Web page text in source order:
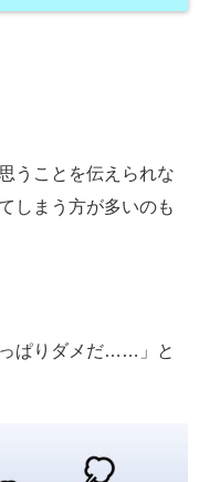
うことを伝えられな
しまう方が多いのも
ぱりダメだ……」と